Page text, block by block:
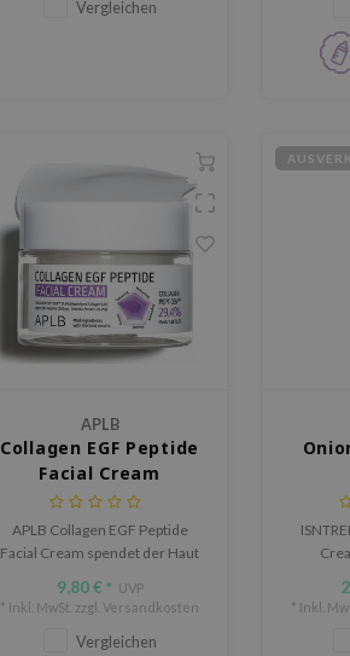
Trockenheit, sorgt für weiche,
Vergleichen
APLB
Collagen EGF Peptide
Facial Cream
APLB Collagen EGF Peptide
Facial Cream spendet der Haut
beruhigt sie mit 29,4 % Collagen
Extrakt.
9,80 € * UVP
* Inkl. MwSt. zzgl. Versandkosten
Vergleichen
* Inkl.